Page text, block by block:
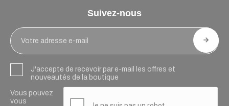
Suivez-nous
J'accepte de recevoir par e-mail les offres et
nouveautés de la boutique
Vous pouvez
vous